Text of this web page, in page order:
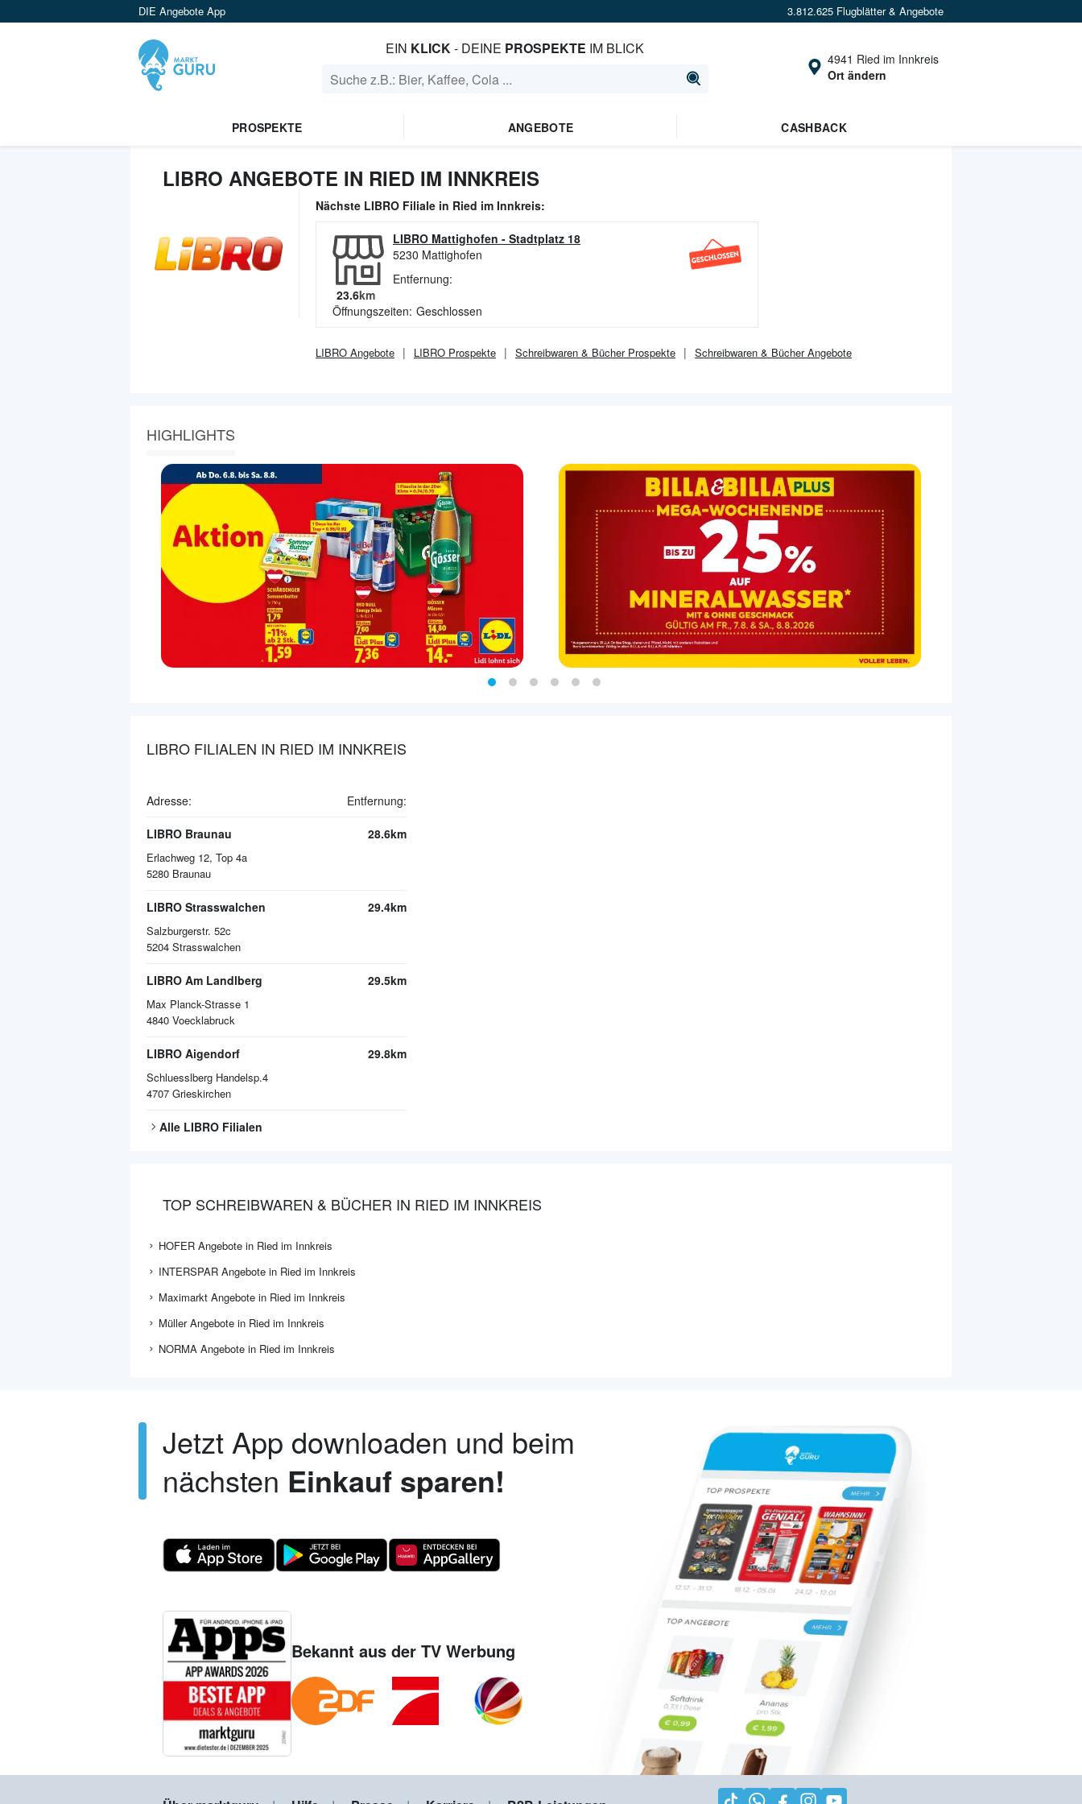
DIE Angebote App 3.812.625 Flugblätter & Angebote
EIN KLICK- DEINE PROSPEKTE IM BLICK
4941 Ried im Innkreis
Ort ändern
PROSPEKTE ANGEBOTE CASHBACK
LIBRO ANGEBOTE IN RIED IM INNKREIS
Nächste LIBRO Filiale in Ried im Innkreis:
LIBRO Mattighofen - Stadtplatz 18
5230 Mattighofen
Entfernung:
23.6km
Öffnungszeiten: Geschlossen
LIBRO Angebote LIBRO Prospekte Schreibwaren & BücherProspekte Schreibwaren & BücherAngebote
HIGHLIGHTS
LIBRO FILIALEN IN RIED IM INNKREIS
Adresse: Entfernung:
LIBRO Braunau
Erlachweg 12, Top 4a
5280 Braunau
28.6km
LIBRO Strasswalchen
Salzburgerstr. 52c
5204 Strasswalchen
29.4km
LIBRO Am Landlberg
Max Planck-Strasse 1
4840 Voecklabruck
29.5km
LIBRO Aigendorf
Schluesslberg Handelsp.4
4707 Grieskirchen
29.8km
Alle LIBRO Filialen
TOP SCHREIBWAREN & BÜCHER IN RIED IM INNKREIS
HOFER Angebote in Ried im Innkreis
INTERSPAR Angebote in Ried im Innkreis
Maximarkt Angebote in Ried im Innkreis
Müller Angebote in Ried im Innkreis
NORMA Angebote in Ried im Innkreis
Jetzt App downloaden und beim
nächsten Einkauf sparen!
Bekannt aus der TV Werbung